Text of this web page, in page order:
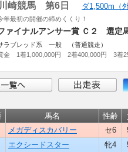
崎競馬 第6日 ダ1,500m（
年最初の開催の締めくくり！
ァイナルアンサー賞 Ｃ２ 選定
ラブレッド系 一般 （普通競走）
金 1着1,000,000円 2着400,000円 3着
馬名 性齢
メガディスカバリー セ6
エクシードスター 牝4